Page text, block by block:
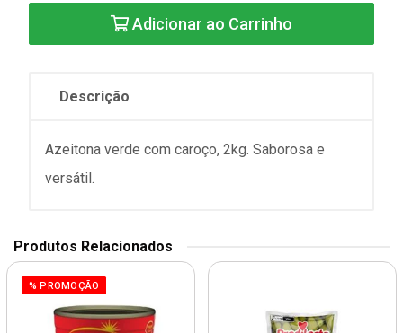
Adicionar ao Carrinho
Descrição
Azeitona verde com caroço, 2kg. Saborosa e
versátil.
Produtos Relacionados
% PROMOÇÃO